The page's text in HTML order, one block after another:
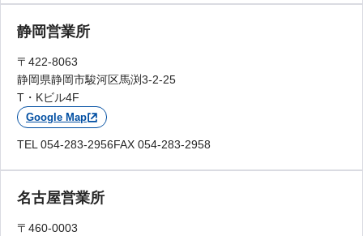
静岡営業所
〒422-8063
静岡県静岡市駿河区馬渕3-2-25
T・Kビル4F
Google Map
TEL 054-283-2956FAX 054-283-2958
名古屋営業所
〒460-0003